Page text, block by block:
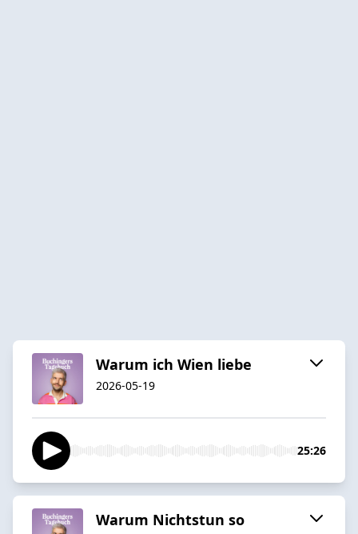
Warum ich Wien liebe
2026-05-19
25:26
Warum Nichtstun so